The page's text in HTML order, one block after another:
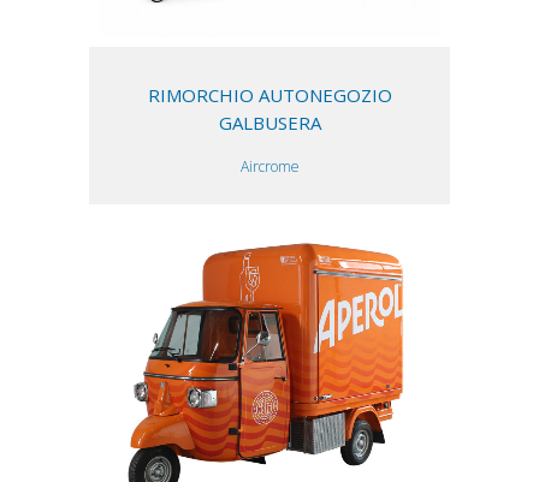
RIMORCHIO AUTONEGOZIO
GALBUSERA
Aircrome